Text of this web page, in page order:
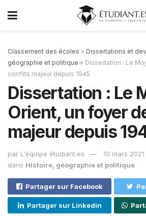
Classement des écoles » Dissertations et
géographie et politique » Dissertation : Le
conflits majeur depuis 1945
Dissertation : Le
Orient, un foyer
majeur depuis
par L'équipe étudiant.es
10 mars 2021
dans Histoire, géographie et politique
Partager sur Facebook
Partager sur Linkedin